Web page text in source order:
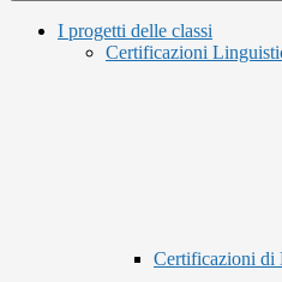
I progetti delle classi
Certificazioni
Certificazioni di